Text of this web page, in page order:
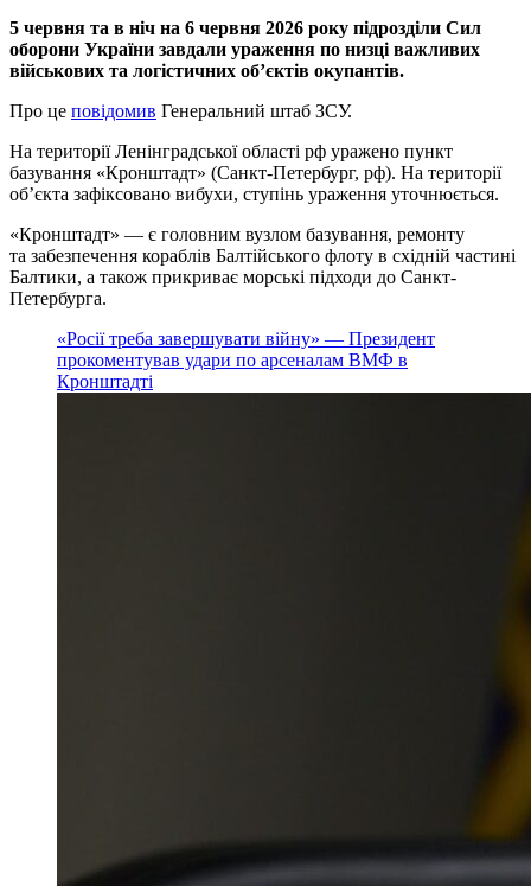
5 червня та в ніч на 6 червня 2026 року підрозділи Сил
оборони України завдали ураження по низці важливих
військових та логістичних об’єктів окупантів.
Про це повідомив Генеральний штаб ЗСУ.
На території Ленінградської області рф уражено пункт
базування «Кронштадт» (Санкт-Петербург, рф). На території
об’єкта зафіксовано вибухи, ступінь ураження уточнюється.
«Кронштадт» — є головним вузлом базування, ремонту
та забезпечення кораблів Балтійського флоту в східній частині
Балтики, а також прикриває морські підходи до Санкт-
Петербурга.
«Росії треба завершувати війну» — Президент
прокоментував удари по арсеналам ВМФ в
Кронштадті